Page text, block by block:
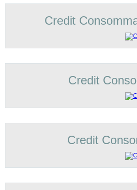
Credit
Credit
Credit